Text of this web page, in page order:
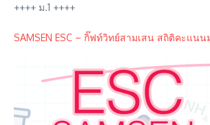
++++ ม.1 ++++
SAMSEN ESC – กิ๊ฟท์วิทย์สามเสน สถิติคะแน